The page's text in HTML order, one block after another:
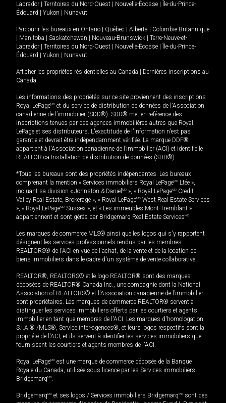
Labrador
Territoires du Nord-Ouest Nouvelle-Écosse
Île-du-Prince-
Édouard
Yukon Nunavut
Parcourir les bureaux en Ontario Québec Alberta
Colombie-Britannique
Manitoba Saskatchewan Nouveau-Brunswick
Terre-Neuve-et-
Labrador
Territoires du Nord-Ouest Nouvelle-Écosse
Île-du-Prince-
Édouard
Yukon Nunavut
Afficher les propriétés résidentielles au Canada
Dernières inscriptions au
Canada
Les informations des propriétés sur ce site proviennent des inscriptions
Royal LePageMD et du service de distribution de données de l'Association
canadienne de l’immobilier (SDD®). SDD® met en référence des
inscriptions tenues par des agences immobilières autres que Royal
LePage et ses distributeurs. L'exactitude de l'information n'est pas
garantie et devrait être indépendamment vérifiée. La marque DDF®
appartient à l'Association canadienne de l’immobilier (ACI) et identifie le
REALTOR.ca Installation de distribution de données (SDD®).
*Tous les bureaux sont des propriétés indépendantes. Les bureaux
comprenant la mention « Services immobiliers Royal LePageMD Ltée »,
incluant sa division « Johnston & Daniel MD », « Royal LePageMD Credit
Valley Real Estate, Brokerage », « Royal LePageMD West Real Estate Services
», « Royal LePageMD Sussex », et « Les immeubles Mont-Tremblant »
appartiennent et sont gérés par Bridgemarq Real Estate ServicesMD.
Les marques de commerce MLS® ainsi que les logos qui s'y rapportent
désignent les services professionnels rendus par les membres
REALTORS® de l'ACI en vue de l'achat, de la vente et de la location de
biens immobiliers dans le cadre d'un système de vente collaborative.
REALTOR®, REALTORS® et le logo REALTOR® sont des marques
déposées de REALTOR® Canada Inc., une compagnie dont la National
Association of REALTORS® et l'Association canadienne de l’immobilier
sont propriétaires. Les marques de commerce REALTOR® servent à
distinguer les services immobiliers offerts par les courtiers et agents
immobilier en tant que membres de l'ACI. Les marques d'homologation
S.I.A.® /MLS®, Service inter-agences®, et leurs logos respectifs sont la
propriété de l'ACI, et ils servent à identifier les services immobiliers que
fournissent les courtiers et agents membres de l'ACI.
Royal LePageMD est une marque de commerce déposée de la Banque
Royale du Canada, utilisée sous licence par les Services immobiliers
BridgemarqMD.
BridgemarqMD et ses logos / Services immobiliers BridgemarqMD sont des